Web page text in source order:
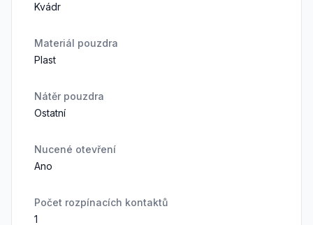
Kvádr
Materiál pouzdra
Plast
Nátěr pouzdra
Ostatní
Nucené otevření
Ano
Počet rozpínacích kontaktů
1